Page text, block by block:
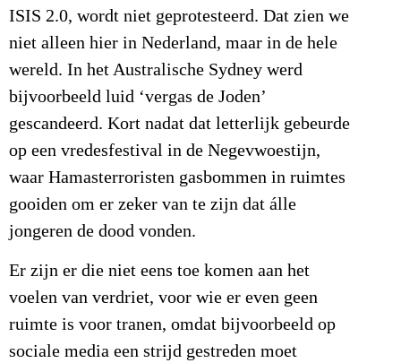
ISIS 2.0, wordt niet geprotesteerd. Dat zien we
niet alleen hier in Nederland, maar in de hele
wereld. In het Australische Sydney werd
bijvoorbeeld luid ‘vergas de Joden’
gescandeerd. Kort nadat dat letterlijk gebeurde
op een vredesfestival in de Negevwoestijn,
waar Hamasterroristen gasbommen in ruimtes
gooiden om er zeker van te zijn dat álle
jongeren de dood vonden.
Er zijn er die niet eens toe komen aan het
voelen van verdriet, voor wie er even geen
ruimte is voor tranen, omdat bijvoorbeeld op
sociale media een strijd gestreden moet